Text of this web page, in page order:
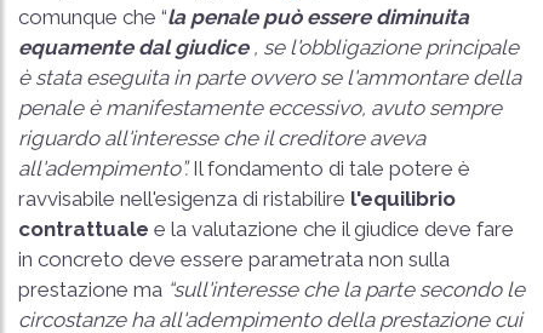
comunque che “la penale può essere diminuita
equamente dal giudice , se l'obbligazione principale
è stata eseguita in parte ovvero se l'ammontare della
penale è manifestamente eccessivo, avuto sempre
riguardo all'interesse che il creditore aveva
all'adempimento”.Il fondamento di tale potere è
ravvisabile nell'esigenza di ristabilire l'equilibrio
contrattuale e la valutazione che il giudice deve fare
in concreto deve essere parametrata non sulla
prestazione ma “sull'interesse che la parte secondo le
circostanze ha all'adempimento della prestazione cui